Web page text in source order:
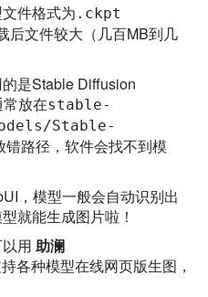
件格式为 .ckpt
后文件较大（几百MB到几
是Stable Diffusion
放在stable-
Stable-
错路径，软件会找不到模
，模型一般会自动识别出
就能生成图片啦！
用 助澜
各种模型在线网页版生图，